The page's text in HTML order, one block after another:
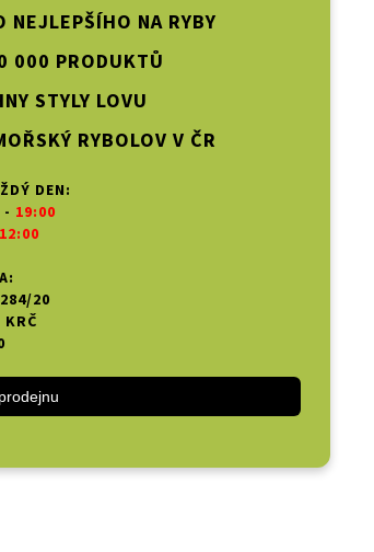
NEJLEPŠÍHO NA RYBY
000 PRODUKTŮ
STYLY LOVU
RYBOLOV V ČR
DEN:
- 19:00
12:00
20